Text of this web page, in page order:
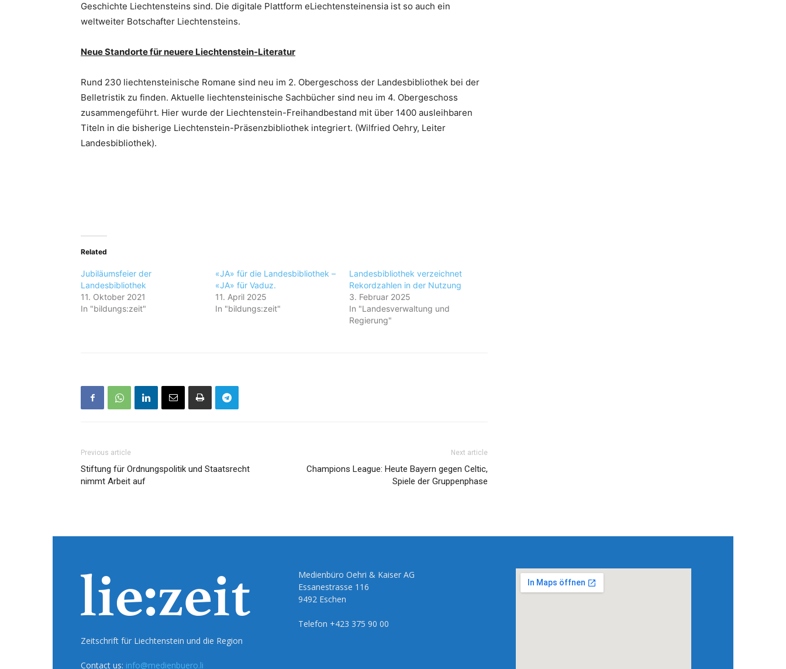
Geschichte Liechtensteins sind. Die digitale Plattform eLiechtensteinensia ist so auch ein
weltweiter Botschafter Liechtensteins.
Neue Standorte für neuere Liechtenstein-Literatur
Rund 230 liechtensteinische Romane sind neu im 2. Obergeschoss der Landesbibliothek bei der
Belletristik zu finden. Aktuelle liechtensteinische Sachbücher sind neu im 4. Obergeschoss
zusammengeführt. Hier wurde der Liechtenstein-Freihandbestand mit über 1400 ausleihbaren
Titeln in die bisherige Liechtenstein-Präsenzbibliothek integriert. (Wilfried Oehry, Leiter
Landesbibliothek).
Related
Jubiläumsfeier der
Landesbibliothek
11. Oktober 2021
In "bildungs:zeit"
«JA» für die Landesbibliothek –
«JA» für Vaduz.
11. April 2025
In "bildungs:zeit"
Landesbibliothek verzeichnet
Rekordzahlen in der Nutzung
3. Februar 2025
In "Landesverwaltung und
Regierung"
Previous article
Stiftung für Ordnungspolitik und Staatsrecht
nimmt Arbeit auf
Next article
Champions League: Heute Bayern gegen Celtic,
Spiele der Gruppenphase
Zeitschrift für Liechtenstein und die Region
Contact us: info@medienbuero.li
Medienbüro Oehri & Kaiser AG
Essanestrasse 116
9492 Eschen
Telefon +423 375 90 00